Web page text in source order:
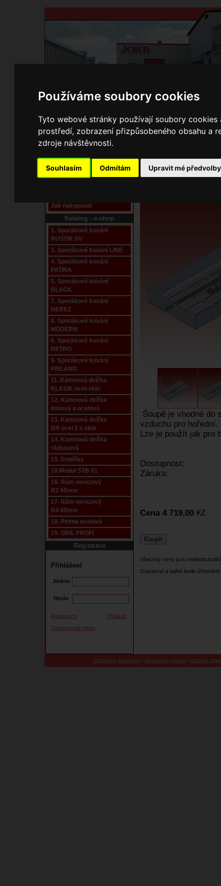
Používáme soubory cookies
Tyto webové stránky používají soubory
prostředí, zobrazení přizpůsobeného obsahu a
zdroje návštěvnosti.
Souhlasím Odmítám Upravit mé předvolby
Domů Kontakty Přihlášení Ke
Pracoviště laser
Nové pracoviště firmy
Jak nakupovat
Katalog - e-shop
1. Sporákové kování
RUSTIK SV
3. Sporákové kování LINE
4. Sporákové kování
PATINA
5. Sporákové kování
BLACK
7. Sporákové kování
NEREZ
8. Sporákové kování
MODERN
6. Sporákové kování
RETRO
9. Sporákové kování
FINLAND
11. Kamnová dvířka
KLASIK ocel-sklo
12. Kamnová dvířka
litinová a ocelová
13. Kamnová dvířka
BR ocel 2 x sklo
14. Kamnová dvířka
rádiusová
15. Doplňky
10.Modul STB 01
16. Rám nerezový
R2 60mm
17. Rám nerezový
R4 80mm
18. Plotna ocelová
19. GRIL PROFI
Registrace
Přihlášení
Jméno
Heslo
Registrace
Přihlásit
Zapomenuté heslo
E-shop JOKR
06250307
Šoupě je vhodné do
vzduchu pro hořední.
Lze je použít jak pro
Dostupnost:
Záruka:
Cena 4 719,00 Kč
Všechny ceny jsou
Dopravné a balné bude
Obchodní podmínky| Nastavení cookies | Osobní